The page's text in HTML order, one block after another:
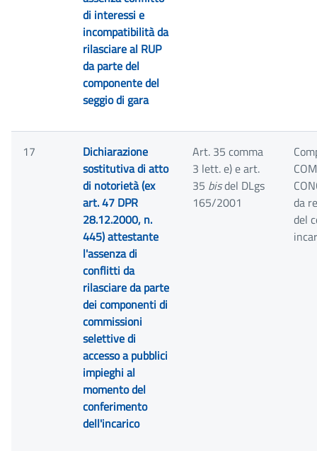
di interessi e
incompatibilità da
rilasciare al RUP
da parte del
componente del
seggio di gara
17
Dichiarazione
sostitutiva di atto
di notorietà (ex
art. 47 DPR
28.12.2000, n.
445) attestante
l'assenza di
conflitti da
rilasciare da parte
dei componenti di
commissioni
selettive di
accesso a pubblici
impieghi al
momento del
conferimento
dell'incarico
Art. 35 comma
3 lett. e) e art.
35 bisdel DLgs
165/2001
da
del